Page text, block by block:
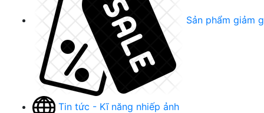
Sản phẩm giảm
Tin tức - Kĩ năng nhiếp ảnh